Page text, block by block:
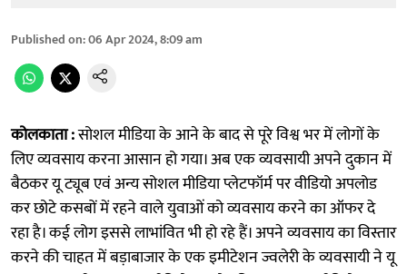
Published on:06 Apr 2024, 8:09 am
कोलकाता :सोशल मीडिया के आने के बाद से पूरे विश्व भर में लोगों के
लिए व्यवसाय करना आसान हो गया। अब एक व्यवसायी अपने दुकान में
बैठकर यू ट्यूब एवं अन्य सोशल मीडिया प्लेटफॉर्म पर वीडियो अपलोड
कर छोटे कसबों में रहने वाले युवाओं को व्यवसाय करने का ऑफर दे
रहा है। कई लोग इससे लाभांवित भी हो रहे हैं। अपने व्यवसाय का विस्तार
करने की चाहत में बड़ाबाजार के एक इमीटेशन ज्वलेरी के व्यवसायी ने यू